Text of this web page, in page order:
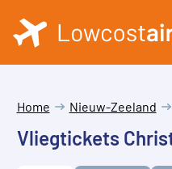
Home Nieuw-Zeeland
Vliegtickets